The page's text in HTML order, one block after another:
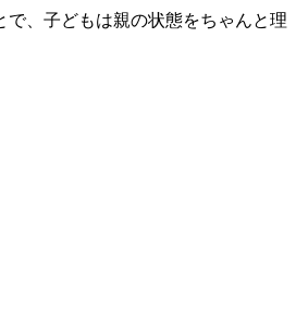
で、子どもは親の状態をちゃんと理